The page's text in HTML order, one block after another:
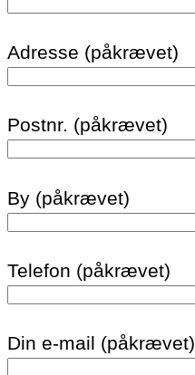
Adresse (påkrævet)
Postnr. (påkrævet)
By (påkrævet)
Telefon (påkrævet)
Din e-mail (påkrævet)